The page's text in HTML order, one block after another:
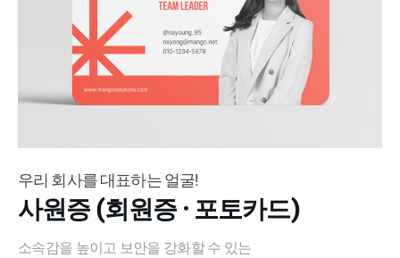
우리 회사를 대표하는 얼굴!
사원증 (회원증 · 포토카드)
소속감을 높이고 보안을 강화할 수 있는